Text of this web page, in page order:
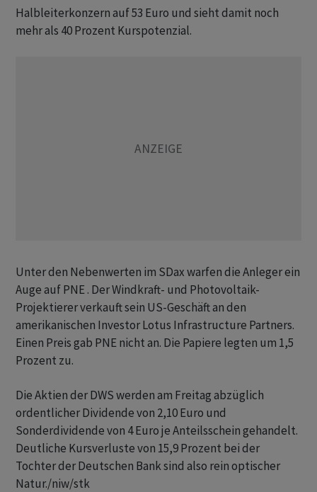
Halbleiterkonzern auf 53 Euro und sieht damit noch
mehr als 40 Prozent Kurspotenzial.
Unter den Nebenwerten im SDax warfen die Anleger ein
Auge auf PNE . Der Windkraft- und Photovoltaik-
Projektierer verkauft sein US-Geschäft an den
amerikanischen Investor Lotus Infrastructure Partners.
Einen Preis gab PNE nicht an. Die Papiere legten um 1,5
Prozent zu.
Die Aktien der DWS werden am Freitag abzüglich
ordentlicher Dividende von 2,10 Euro und
Sonderdividende von 4 Euro je Anteilsschein gehandelt.
Deutliche Kursverluste von 15,9 Prozent bei der
Tochter der Deutschen Bank sind also rein optischer
Natur./niw/stk